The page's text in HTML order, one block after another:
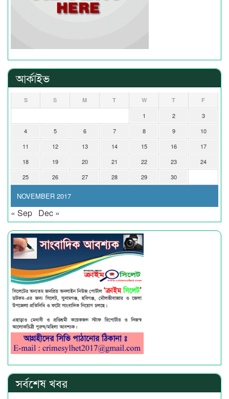
আর্কাইভ
NOVEMBER 2017
S S M T W T F
1 2
3
4
5 6 7 8 9
10
11
12 13 14 15 16
17
18
19 20 21 22 23
24
25
26 27 28 29 30
« Sep Dec »
সর্বশেষ খবর